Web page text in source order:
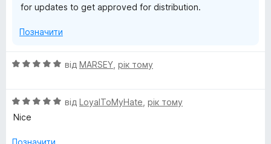
for updates to get approved for distribution.
Позначити
О
н
к
5
від MARSEY рік тому
О
ц
н
від LoyalToMyHate рік тому
Nice
Позначити